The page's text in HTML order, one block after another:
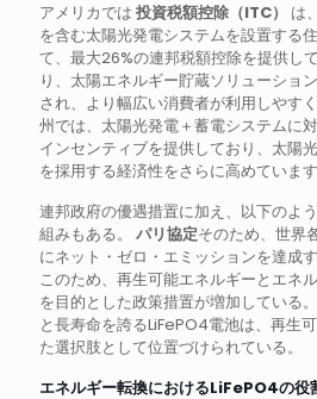
アメリカでは 投資税額控除（ITC）
は
を含む太陽光発電システムを設置する
て、最大26%の連邦税額控除を提供し
り、太陽エネルギー貯蔵ソリューショ
され、より幅広い消費者が利用しやす
州では、太陽光発電＋蓄電システムに
インセンティブを提供しており、太陽
を採用する経済性をさらに高めています
連邦政府の優遇措置に加え、以下のよ
組みもある。 パリ協定そのため、世界
にネット・ゼロ・エミッションを達成
このため、再生可能エネルギーとエネ
を目的とした政策措置が増加している
と長寿命を誇るLiFePO4電池は、再生
た選択肢として位置づけられている。
エネルギー転換におけるLiFePO4の役